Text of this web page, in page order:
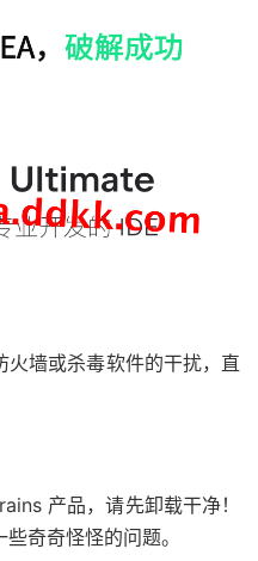
墙或杀毒软件的干扰，直
产品，请先卸载干净！
奇奇怪怪的问题。